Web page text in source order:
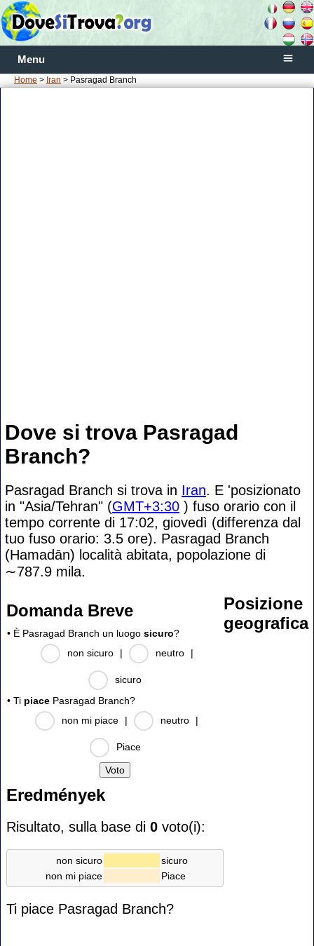
Menu
Home > Iran > Pasragad Branch
Dove si trova Pasragad
Branch?
Pasragad Branch si trova in Iran. E 'posizionato
in "Asia/Tehran" (GMT+3:30 ) fuso orario con il
tempo corrente di 17:02, giovedì (differenza dal
tuo fuso orario: 3.5 ore). Pasragad Branch
(Hamadān) località abitata, popolazione di
∼787.9 mila.
Domanda Breve
• È Pasragad Branch un luogo sicuro?
non sicuro
| neutro |
sicuro
• Ti piace Pasragad Branch?
non mi piace
| neutro |
Piace
Eredmények
Risultato, sulla base di 0 voto(i):
non sicuro
sicuro
non mi piace
Piace
Ti piace Pasragad Branch?
Posizione
geografica